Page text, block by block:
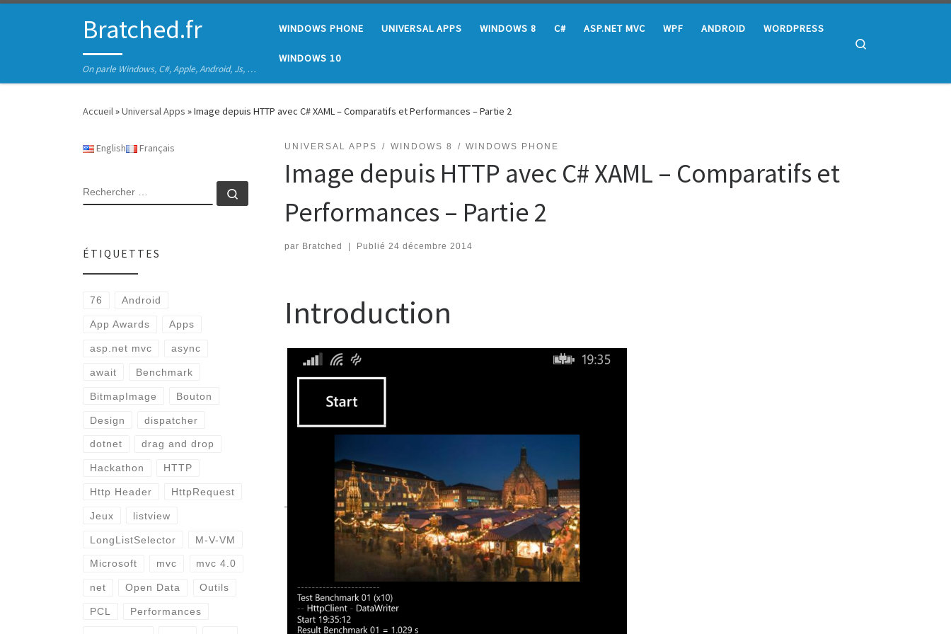
Passer au contenuBratched.fr
On parle Windows, C#, Apple, Android, Js, …
WINDOWS PHONE UNIVERSAL APPS WINDOWS 8 C# ASP.NET MVC WPF ANDROID WORDPRESS
WINDOWS 10
Accueil»Universal Apps »Image depuis HTTP avec C# XAML – Comparatifs et Performances – Partie 2
UNIVERSAL APPS WINDOWS 8 WINDOWS PHONE
Image depuis HTTP avec C# XAML – Comparatifs et
Performances – Partie 2
par Bratched Publié 24 décembre 2014
Introduction
English Français
RECHERCHER
ÉTIQUETTES
76 Android
App Awards Apps
asp.net mvc async
await Benchmark
BitmapImage Bouton
Design dispatcher
dotnet drag and drop
Hackathon HTTP
Http Header HttpRequest
Jeux listview
LongListSelector M-V-VM
Microsoft mvc mvc 4.0
net Open Data Outils
PCL Performances